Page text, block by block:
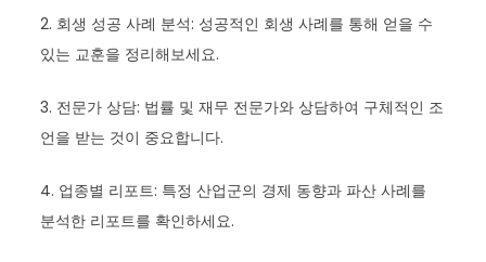
2. 회생 성공 사례 분석: 성공적인 회생 사례를 통해 얻을 수
있는 교훈을 정리해보세요.
3. 전문가 상담: 법률 및 재무 전문가와 상담하여 구체적인 조
언을 받는 것이 중요합니다.
4. 업종별 리포트: 특정 산업군의 경제 동향과 파산 사례를
분석한 리포트를 확인하세요.